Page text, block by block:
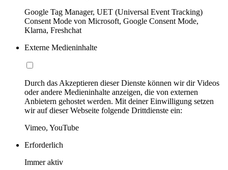
Google Tag Manager, UET (Universal Event Tracking)
Consent Mode von Microsoft, Google Consent Mode,
Klarna, Freshchat
Externe Medieninhalte
Durch das Akzeptieren dieser Dienste können wir dir Videos
oder andere Medieninhalte anzeigen, die von externen
Anbietern gehostet werden. Mit deiner Einwilligung setzen
wir auf dieser Webseite folgende Drittdienste ein:
Vimeo, YouTube
Erforderlich
Immer aktiv